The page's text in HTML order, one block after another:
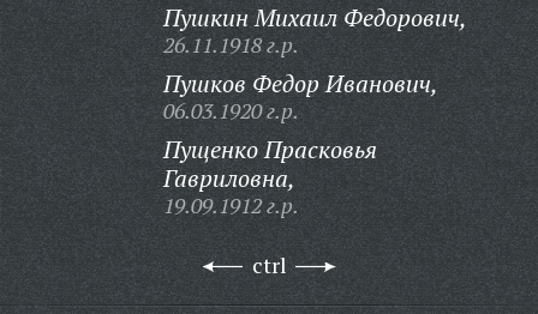
Пушкин Михаил Федорович,
26.11.1918 г.р.
Пушков Федор Иванович,
06.03.1920 г.р.
Пущенко Прасковья
Гавриловна,
19.09.1912 г.р.
ctrl